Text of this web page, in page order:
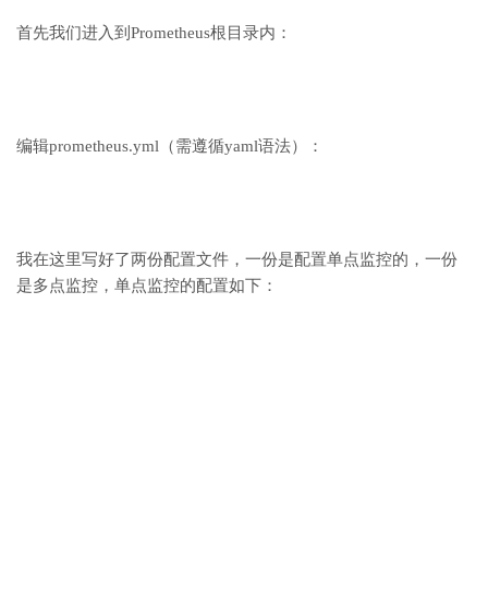
首先我们进入到Prometheus根目录内：
编辑prometheus.yml（需遵循yaml语法）：
我在这里写好了两份配置文件，一份是配置单点监控的，一份
是多点监控，单点监控的配置如下：